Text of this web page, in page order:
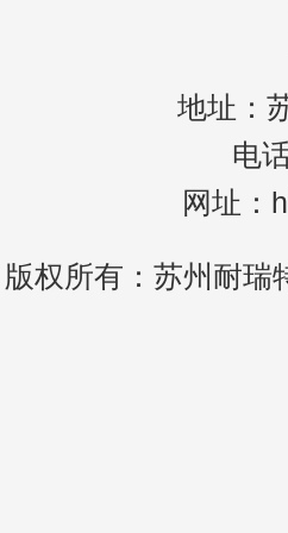
地址：
电
网址：
版权所有：苏州耐瑞